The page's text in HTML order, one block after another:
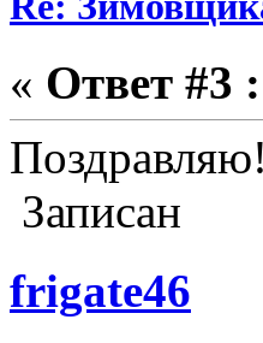
« Ответ #3 :
Поздравляю!
Записан
frigate46